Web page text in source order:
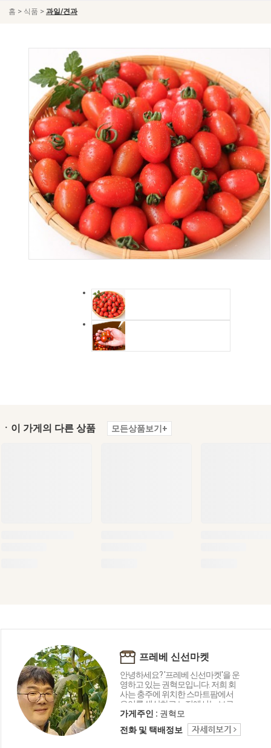
홈 > 식품 > 과일/견과
ㆍ이 가게의 다른 상품 모든상품보기+
프레베 신선마켓
안녕하세요? '프레베 신선마켓'을 운
영하고 있는 권혁모입니다. 저희 회
사는 충주에 위치한 스마트팜에서
오이를 생산하고 노지에서는 브로
콜리와 가지 등을 재배하고 있습니
다. 뿐만아니라 강원도 철원, 평창, 제
주도, 진주, 여주 등 전국 산지에서 다
가게주인 : 권혁모
전화 및 택배정보